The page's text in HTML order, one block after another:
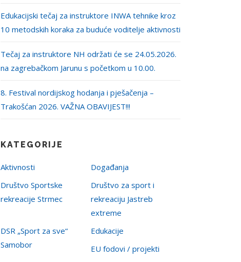
Edukacijski tečaj za instruktore INWA tehnike kroz
10 metodskih koraka za buduće voditelje aktivnosti
Tečaj za instruktore NH održati će se 24.05.2026.
na zagrebačkom Jarunu s početkom u 10.00.
8. Festival nordijskog hodanja i pješačenja –
Trakošćan 2026. VAŽNA OBAVIJEST!!!
KATEGORIJE
Aktivnosti
Događanja
Društvo Sportske
rekreacije Strmec
Društvo za sport i
rekreaciju Jastreb
extreme
DSR „Sport za sve“
Samobor
Edukacije
EU fodovi / projekti